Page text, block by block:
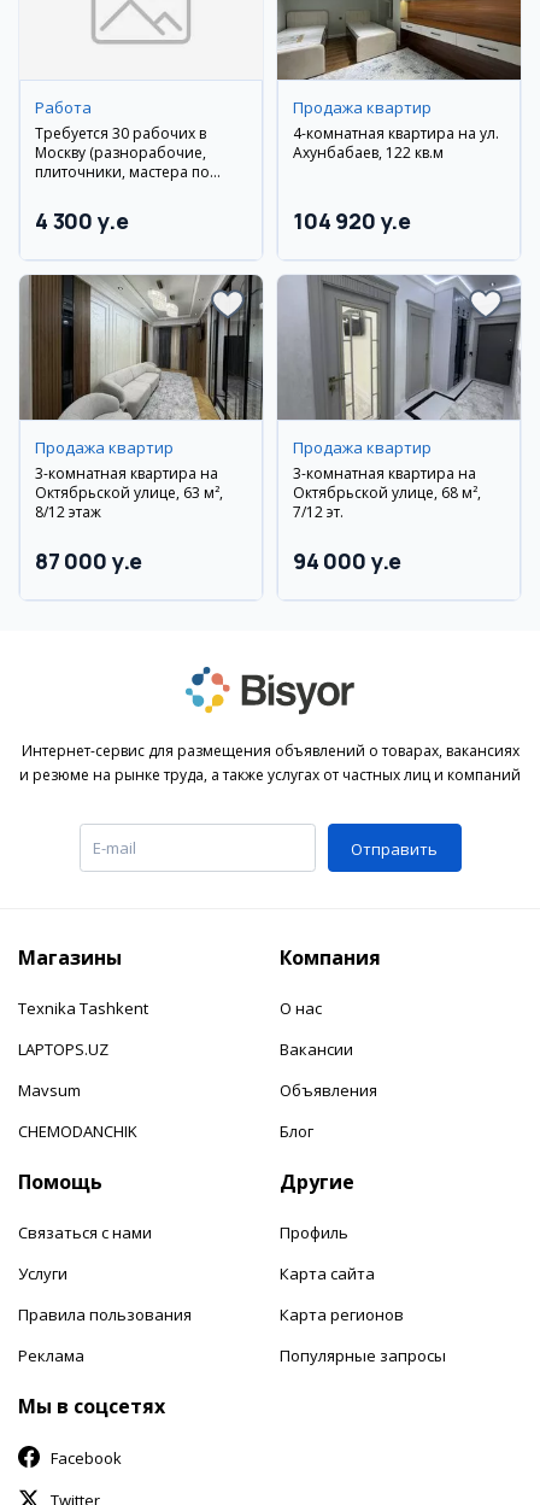
Работа
Требуется 30 рабочих в
Москву (разнорабочие,
плиточники, мастера по
4 300 y.e
Продажа квартир
4-комнатная квартира на ул.
Ахунбабаев, 122 кв.м
104 920 y.e
Продажа квартир
3-комнатная квартира на
Октябрьской улице, 63 м²,
8/12 этаж
87 000 y.e
Продажа квартир
3-комнатная квартира на
Октябрьской улице, 68 м²,
7/12 эт.
94 000 y.e
Интернет-сервис для размещения объявлений о товарах, вакансиях
и резюме на рынке труда, а также услугах от частных лиц и компаний
Отправить
Магазины
Texnika Tashkent
LAPTOPS.UZ
Mavsum
CHEMODANCHIK
Компания
О нас
Вакансии
Объявления
Блог
Помощь
Связаться с нами
Услуги
Правила пользования
Реклама
Другие
Профиль
Карта сайта
Карта регионов
Популярные запросы
Мы в соцсетях
Facebook
Twitter